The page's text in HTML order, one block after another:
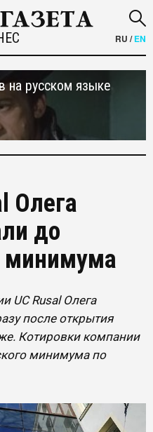
RU /EN
русском языке
Олега
до
минимума
UC Rusal Олега
после открытия
Котировки компании
минимума по